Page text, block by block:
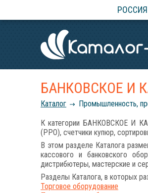
РОССИЯ
БАНКОВСКОЕ И
Каталог Промышленность,
К категории БАНКОВСКОЕ И
(РРО), счетчики купюр,
В этом разделе Каталога
кассового и банковского
дистрибютеры, мастерские и
Разделы Каталога, в которых
Торговое оборудование